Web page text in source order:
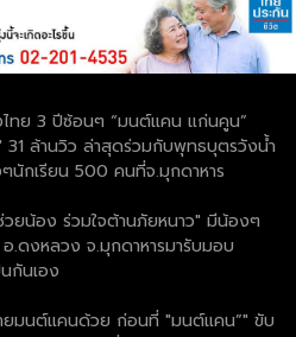
ย 3 ปีซ้อนๆ “มนต์แคน แก่นคูน”
31 ล้านวิว ล่าสุดร่วมกับพุทธบุตรวังน้ำ
นักเรียน 500 คนที่จ.มุกดาหาร
ยน้อง ร่วมใจต้านภัยหนาว" มีน้องๆ
.ดงหลวง จ.มุกดาหารมารับมอบ
กันเอง
ยมนต์แคนด้วย ก่อนที่ "มนต์แคน”" ขับ